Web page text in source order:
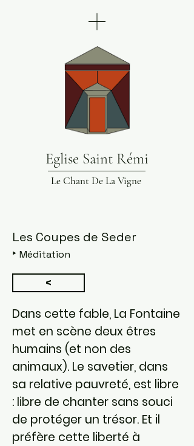
Eglise Saint Rémi
Le Chant De La Vigne
Les Coupes de Seder
‣ Méditation
<
Dans cette fable, La Fontaine
met en scène deux êtres
humains (et non des
animaux). Le savetier, dans
sa relative pauvreté, est libre
: libre de chanter sans souci
de protéger un trésor. Et il
préfère cette liberté à